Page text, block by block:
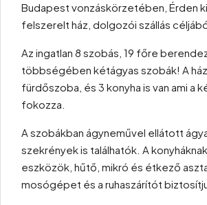
Budapest vonzáskörzetében, Érden
felszerelt ház, dolgozói szállás
Az ingatlan 8 szobás, 19 főre
többségében kétágyas szobák! A
fürdőszoba, és 3 konyha is van ami a
fokozza.
A szobákban ágyneművel ellátott
szekrények is találhatók. A
eszközök, hűtő, mikró és étkező
mosógépet és a ruhaszárítót